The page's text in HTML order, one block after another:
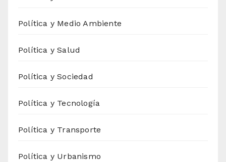
Política y Medio Ambiente
Política y Salud
Política y Sociedad
Política y Tecnología
Política y Transporte
Política y Urbanismo